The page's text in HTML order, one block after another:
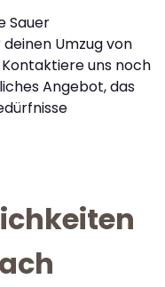
Sauer
Umzug von
uns noch
Angebot, das